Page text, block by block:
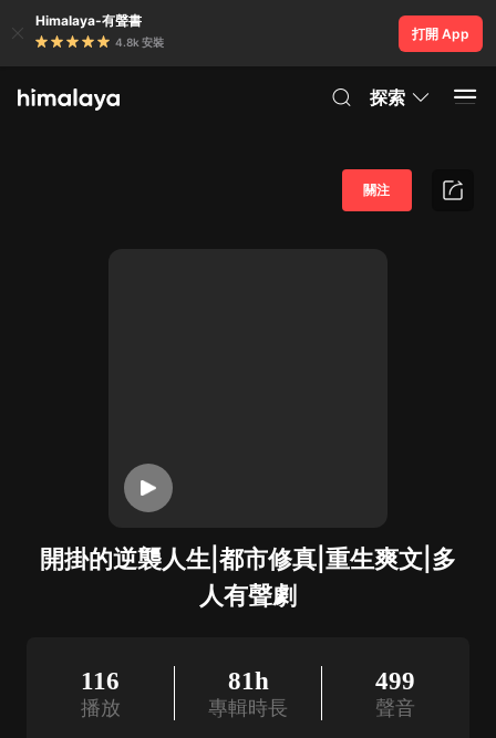
Himalaya-有聲書
4.8k 安裝
打開 App
探索
開掛的逆襲人生|都市修真|重生爽文|多
人有聲劇
關注
116
播放
81h
專輯時長
499
聲音